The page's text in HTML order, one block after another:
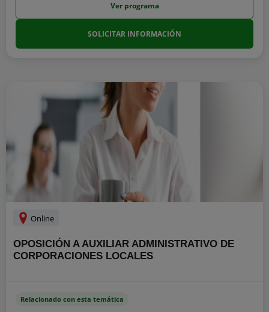
Ver programa
SOLICITAR INFORMACIÓN
Online
OPOSICIÓN A AUXILIAR ADMINISTRATIVO DE
CORPORACIONES LOCALES
Relacionado con esta temática